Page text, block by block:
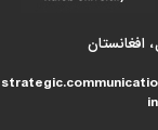
افغانستان